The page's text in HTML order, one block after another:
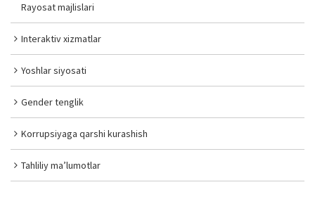
Rayosat majlislari
Interaktiv xizmatlar
Yoshlar siyosati
Gender tenglik
Korrupsiyaga qarshi kurashish
Tahliliy ma’lumotlar